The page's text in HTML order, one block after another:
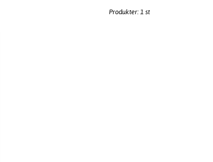
Produkter: 1 st